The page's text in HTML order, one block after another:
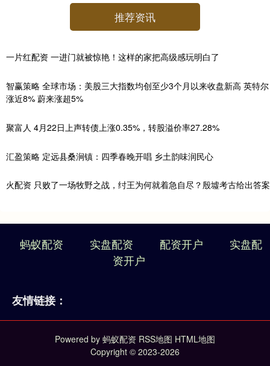
推荐资讯
一片红配资 一进门就被惊艳！这样的家把高级感玩明白了
智赢策略 全球市场：美股三大指数均创至少3个月以来收盘新高 英特尔
涨近8% 蔚来涨超5%
聚富人 4月22日上声转债上涨0.35%，转股溢价率27.28%
汇盈策略 定远县桑涧镇：四季春晚开唱 乡土韵味润民心
火配资 只败了一场牧野之战，纣王为何就着急自尽？殷墟考古给出答案
蚂蚁配资 实盘配资 配资开户
实盘配
资开户
友情链接：
Powered by 蚂蚁配资 RSS地图 HTML地图
Copyright © 2023-2026